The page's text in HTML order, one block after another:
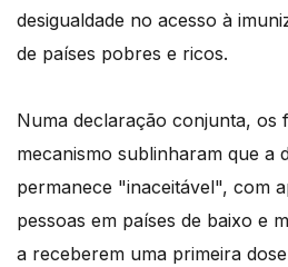
desigualdade no acesso à
de países pobres e ricos.
Numa declaração conjunta, os
mecanismo sublinharam que a
permanece "inaceitável", com
pessoas em países de baixo e
a receberem uma primeira